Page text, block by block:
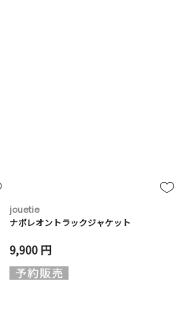
jouetie
ナポレオントラックジャケット
9,900 円